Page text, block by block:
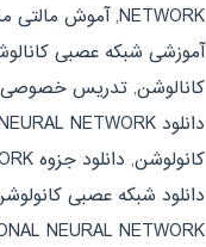
NETWORK
,آموش مالتی
آموزشی شبکه عصبی
کانالوشن,تدریس خصوصی
دانلود CONVOLUTIONAL NEURAL NETWORK
کانولوشن, دانلود جزوه CONVOLUTIONAL NEURAL NETWORK
دانلود شبکه عصبی
NEURAL NETWORK